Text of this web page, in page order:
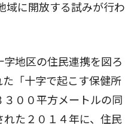
域に開放する試みが行わ
地区の住民連携を図ろ
「十字で起こす保健所
００平方メートルの同
た２０１４年に、住民